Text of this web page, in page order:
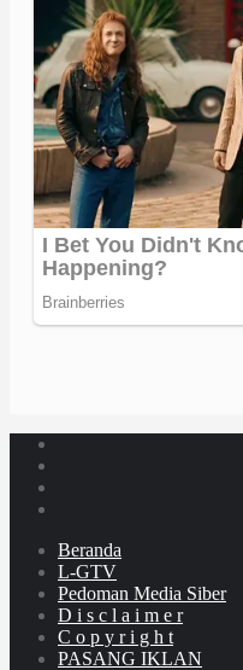
Beranda
L-GTV
Pedoman Media Siber
D i s c l a i m e r
C o p y r i g h t
PASANG IKLAN